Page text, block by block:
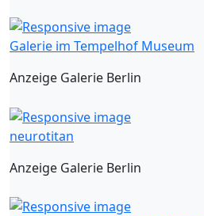
Galerie im Tempelhof Museum
Anzeige Galerie Berlin
neurotitan
Anzeige Galerie Berlin